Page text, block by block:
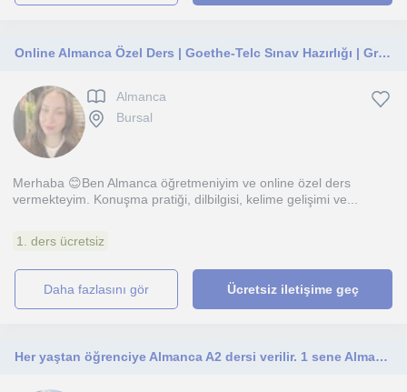
Online Almanca Özel Ders | Goethe-Telc Sınav Hazırlığı | Grammer ve Konuşma Desteği
Almanca
Bursal
Merhaba 😊Ben Almanca öğretmeniyim ve online özel ders
vermekteyim. Konuşma pratiği, dilbilgisi, kelime gelişimi ve...
1. ders ücretsiz
daha fazlasını gör Ücretsiz iletişime geç
Her yaştan öğrenciye Almanca A2 dersi verilir. 1 sene Almanya’da eğitim gördüm ve Telc B1 sertifikam var